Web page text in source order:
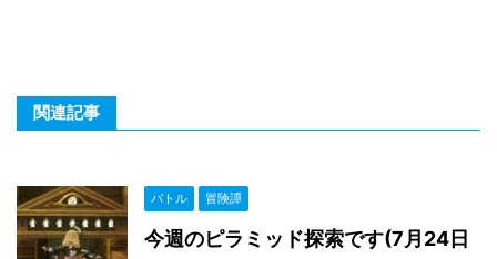
関連記事
バトル 冒険譚
今週のピラミッド探索です(7月24日